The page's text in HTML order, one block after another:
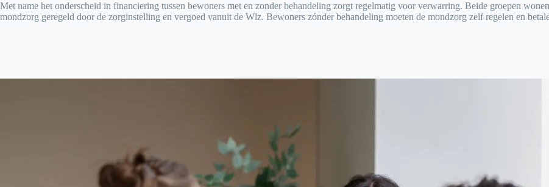
Met name het onderscheid in financiering tussen bewoners met en zonder behandeling zorgt regelmatig voor verwarring. Beide groepen
mondzorg geregeld door de zorginstelling en vergoed vanuit de Wlz. Bewoners zónder behandeling moeten de mondzorg zelf regelen en